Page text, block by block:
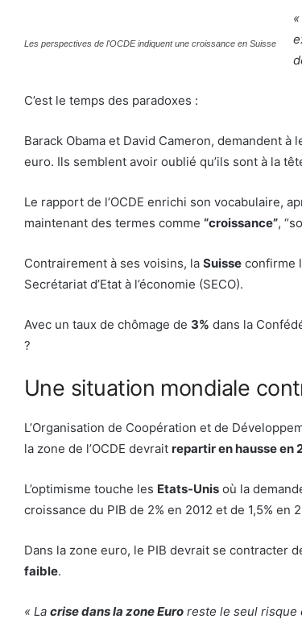
Les perspectives de l'OCDE indiquent une croissance en Suisse
C’est le temps des paradoxes :
Barack Obama et David Cameron, demandent à
euro. Ils semblent avoir oublié qu’ils sont à la
Le rapport de l’OCDE enrichi son vocabulaire,
maintenant des termes comme “croissance”,
Contrairement à ses voisins, la Suisse confirme
Secrétariat d’Etat à l’économie (SECO).
Avec un taux de chômage de 3% dans la
?
Une situation mondiale
L’Organisation de Coopération et de
la zone de l’OCDE devrait repartir en hausse en
L’optimisme touche les Etats-Unis où la
croissance du PIB de 2% en 2012 et de 1,5% en
Dans la zone euro, le PIB devrait se contracter
faible.
« La crise dans la zone Euro reste le seul risque